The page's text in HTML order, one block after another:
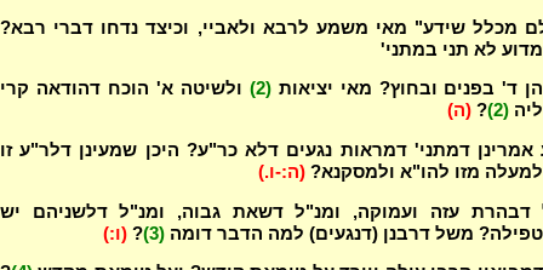
מכלל שידע" מאי משמע לרבא ולאביי, וכיצד נדחו דברי רבא?
מדוע לא תני במתני'
ד' בפנים ובחוץ? מאי יציאות(2)
ולשיטה א' הוכח דהודאה קרי
ליה (2)
? (ה)
אמרינן דמתני' דמראות נגעים דלא כר"ע? היכן שמעינן דלר"ע זו
למעלה מזו להו"א ולמסקנא? (ה:-ו.)
דבהרת עזה ועמוקה, ומנ"ל דשאת גבוה, ומנ"ל דלשניהם יש
טפילה? משל דרבנן (דנגעים) למה הדבר דומה (3)
? (ו:)